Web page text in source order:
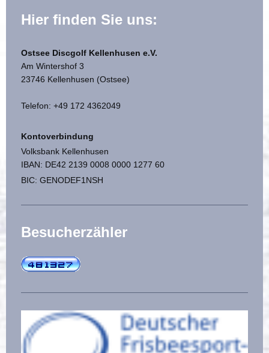
Hier finden Sie uns:
Ostsee Discgolf Kellenhusen e.V.
Am Wintershof 3
23746 Kellenhusen (Ostsee)
Telefon: +49 172 4362049
Kontoverbindung
Volksbank Kellenhusen
IBAN: DE42 2139 0008 0000 1277 60
BIC: GENODEF1NSH
Besucherzähler